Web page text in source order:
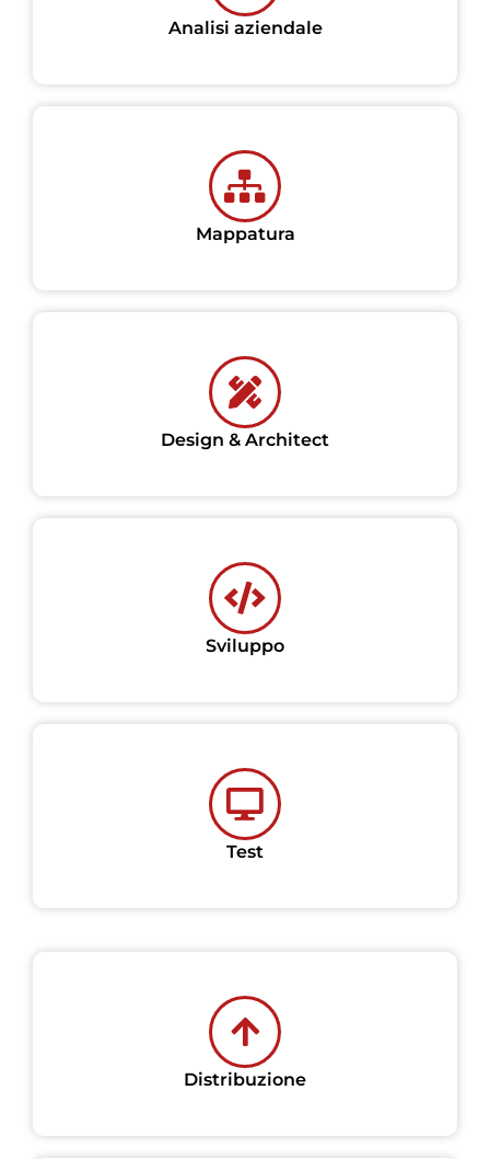
Analisi aziendale
Mappatura
Design & Architect
Sviluppo
Test
Distribuzione